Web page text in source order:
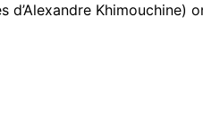
d’Alexandre Khimouchine)